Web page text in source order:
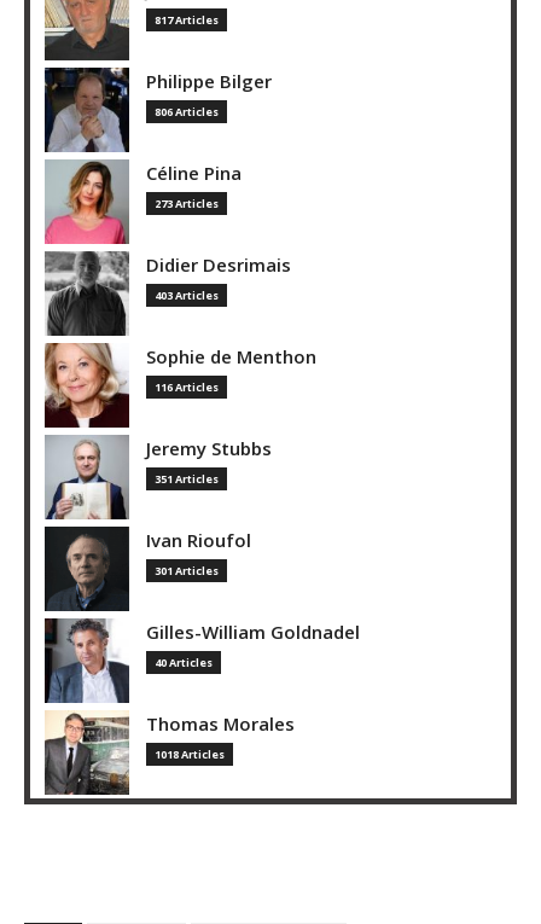
817 Articles
Philippe Bilger
806 Articles
Céline Pina
273 Articles
Didier Desrimais
403 Articles
Sophie de Menthon
116 Articles
Jeremy Stubbs
351 Articles
Ivan Rioufol
301 Articles
Gilles-William Goldnadel
40 Articles
Thomas Morales
1018 Articles